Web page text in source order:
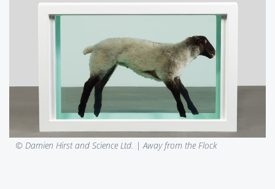
© Damien Hirst and Science Ltd. | Away from the Flock